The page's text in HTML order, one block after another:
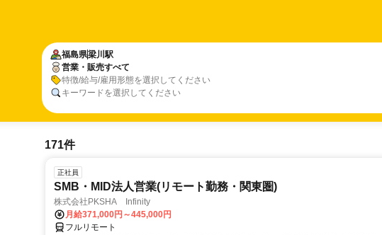
福島県梁川駅
営業・販売すべて
特徴/給与/雇用形態を選択してください
キーワードを選択してください
171件
正社員
SMB・MID法人営業(リモート勤務・関東圏)
株式会社PKSHA Infinity
月給371,000円～445,000円
フルリモート